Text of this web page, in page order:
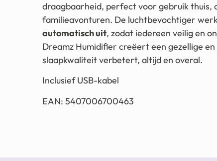
draagbaarheid, perfect voor gebruik thuis,
familieavonturen. De luchtbevochtiger
automatisch uit, zodat iedereen veilig en
Dreamz Humidifier creëert een gezellige
slaapkwaliteit verbetert, altijd en overal.
Inclusief USB-kabel
EAN: 5407006700463